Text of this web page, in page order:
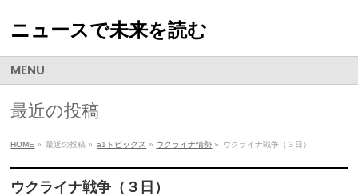
ニュースで未来を読む
MENU
最近の投稿
HOME » 最近の投稿 » a1トピックス » ウクライナ情勢 » ウクライナ戦争（３日）
ウクライナ戦争（３日）